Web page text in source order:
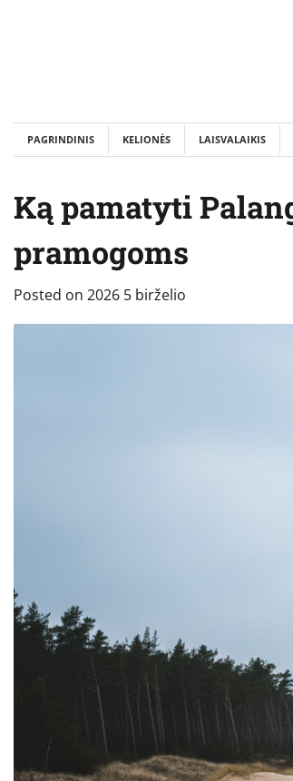
PAGRINDINIS KELIONĖS LAISVALAIKIS
Ką pamatyti
pramogoms
Posted on 2026 5 birželio